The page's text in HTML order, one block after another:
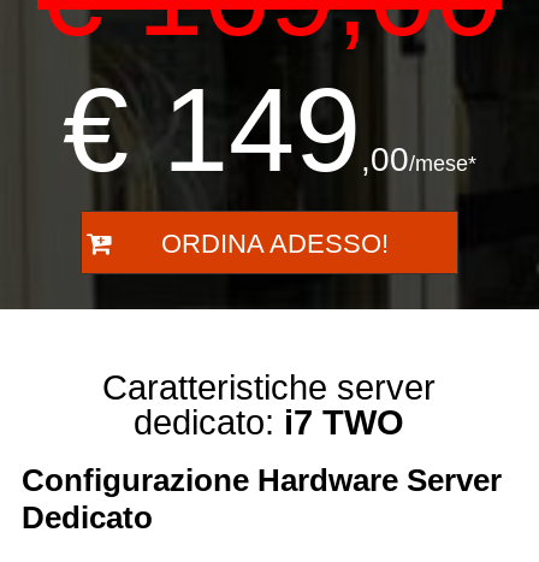
€ 149,00/mese*
ORDINA ADESSO!
Caratteristiche server
dedicato: i7 TWO
Configurazione Hardware Server
Dedicato